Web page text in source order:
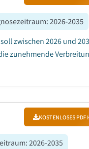
:2026-2035
zwischen 2026 und
zunehmende
KOSTENLOSES PDF
:2026-2035